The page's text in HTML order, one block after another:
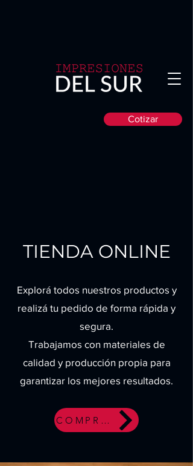
Cotizar
TIENDA ONLINE
Explorá todos nuestros productos y
realizá tu pedido de forma rápida y
segura.
Trabajamos con materiales de
calidad y producción propia para
garantizar los mejores resultados.
COMPRAR AHORA